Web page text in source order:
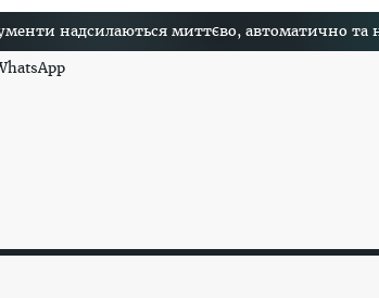
надсилаються миттєво, автоматично та